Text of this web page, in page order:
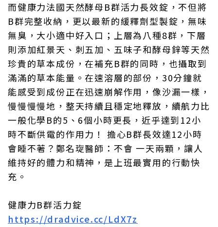
而健康力法國天然酵母B群活力長效錠，不但將
B群完整收納，更以最新的緩釋劑型製錠，無味
無臭，大小適中好入口；上層為八種8群，下層
則添加紅景天、刺五加、五味子和酵母鋅等天然
珍貴的草本成份，在補充B群的同時，也攝取到
滿滿的草本能量。在速溶層的部份，30分鐘就
能感受到成份正在迅速崩解作用，像沙漏一樣，
慢慢慢慢地，整天持續且穩定地釋放，續航力比
一般化學B的5、6個小時更長，近乎達到12小
時不斷供電的作用力！ 擔心B群長效達12小時
會睡不著？鄭名琁醫師：不會 一天兩顆，讓人
維持好的體力和精神，是上班最實用的行動快
充。
健康力B群活力錠
https://dradvice.cc/LdX7z